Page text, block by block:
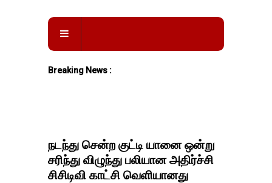
Breaking News :
நடந்து சென்ற குட்டி யானை ஒன்று
சரிந்து விழுந்து பலியான அதிர்ச்சி
சிசிடிவி காட்சி வெளியானது